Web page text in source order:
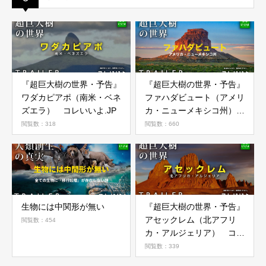
『超巨大樹の世界・予告』
ワダカピアポ（南米・ベネ
ズエラ） コレいいよ.JP
閲覧数：318
『超巨大樹の世界・予告』
ファハダビュート（アメリ
カ・ニューメキシコ州）
コレいいよ.JP
閲覧数：660
生物には中関形が無い
閲覧数：454
『超巨大樹の世界・予告』
アセックレム（北アフリ
カ・アルジェリア） コレ
いいよ.JP
閲覧数：339